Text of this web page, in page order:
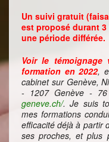
Un suivi gratuit
est proposé durant
une période différée.
Voir le
formation en 2022,
cabinet sur Genève,
- 1207 Genève -
geneve.ch/. Je suis
mes formations
efficacité déjà à partir
ses proches, et plus